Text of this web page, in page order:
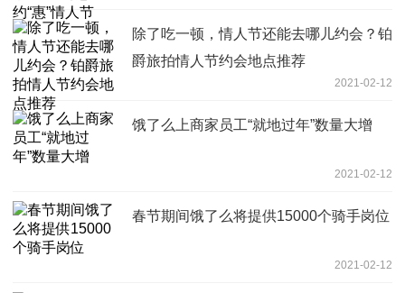
除了吃一顿，情人节还能去哪儿约会？铂
爵旅拍情人节约会地点推荐
2021-02-12
饿了么上商家员工“就地过年”数量大增
2021-02-12
春节期间饿了么将提供15000个骑手岗位
2021-02-12